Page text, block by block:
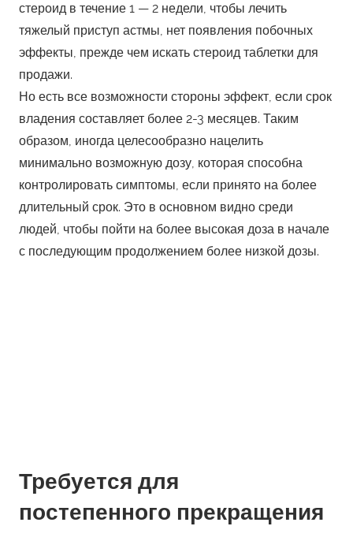
эффекты, прежде чем искать стероид таблетки для
продажи.
Но есть все возможности стороны эффект, если срок
владения составляет более 2-3 месяцев. Таким
образом, иногда целесообразно нацелить
минимально возможную дозу, которая способна
контролировать симптомы, если принято на более
длительный срок. Это в основном видно среди
людей, чтобы пойти на более высокая доза в начале
с последующим продолжением более низкой дозы.
после постепенный интервал времени.
Побочные эффекты